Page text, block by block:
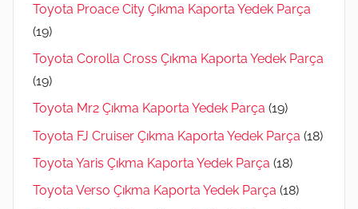
Toyota Proace City Çıkma Kaporta Yedek Parça
(19)
Toyota Corolla Cross Çıkma Kaporta Yedek Parça
(19)
Toyota Mr2 Çıkma Kaporta Yedek Parça (19)
Toyota FJ Cruiser Çıkma Kaporta Yedek Parça (18)
Toyota Yaris Çıkma Kaporta Yedek Parça (18)
Toyota Verso Çıkma Kaporta Yedek Parça (18)